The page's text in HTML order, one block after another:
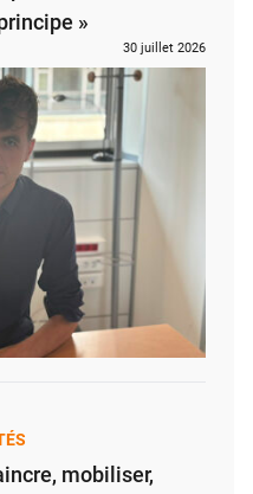
»
30 juillet 2026
mobiliser,